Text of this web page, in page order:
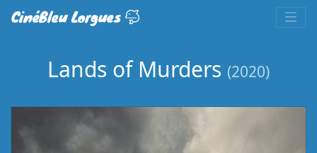
CinéBleu Lorgues
Lands of Murders (2020)